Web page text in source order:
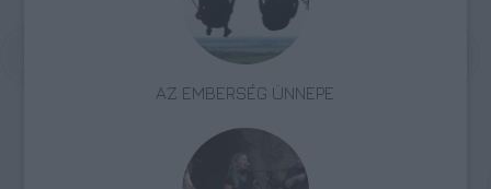
AZ EMBERSÉG ÜNNEPE